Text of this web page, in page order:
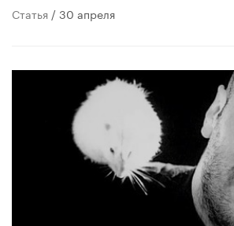
Статья / 30 апреля